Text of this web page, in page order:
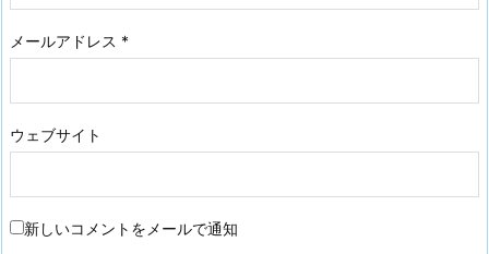
メールアドレス *
ウェブサイト
新しいコメントをメールで通知